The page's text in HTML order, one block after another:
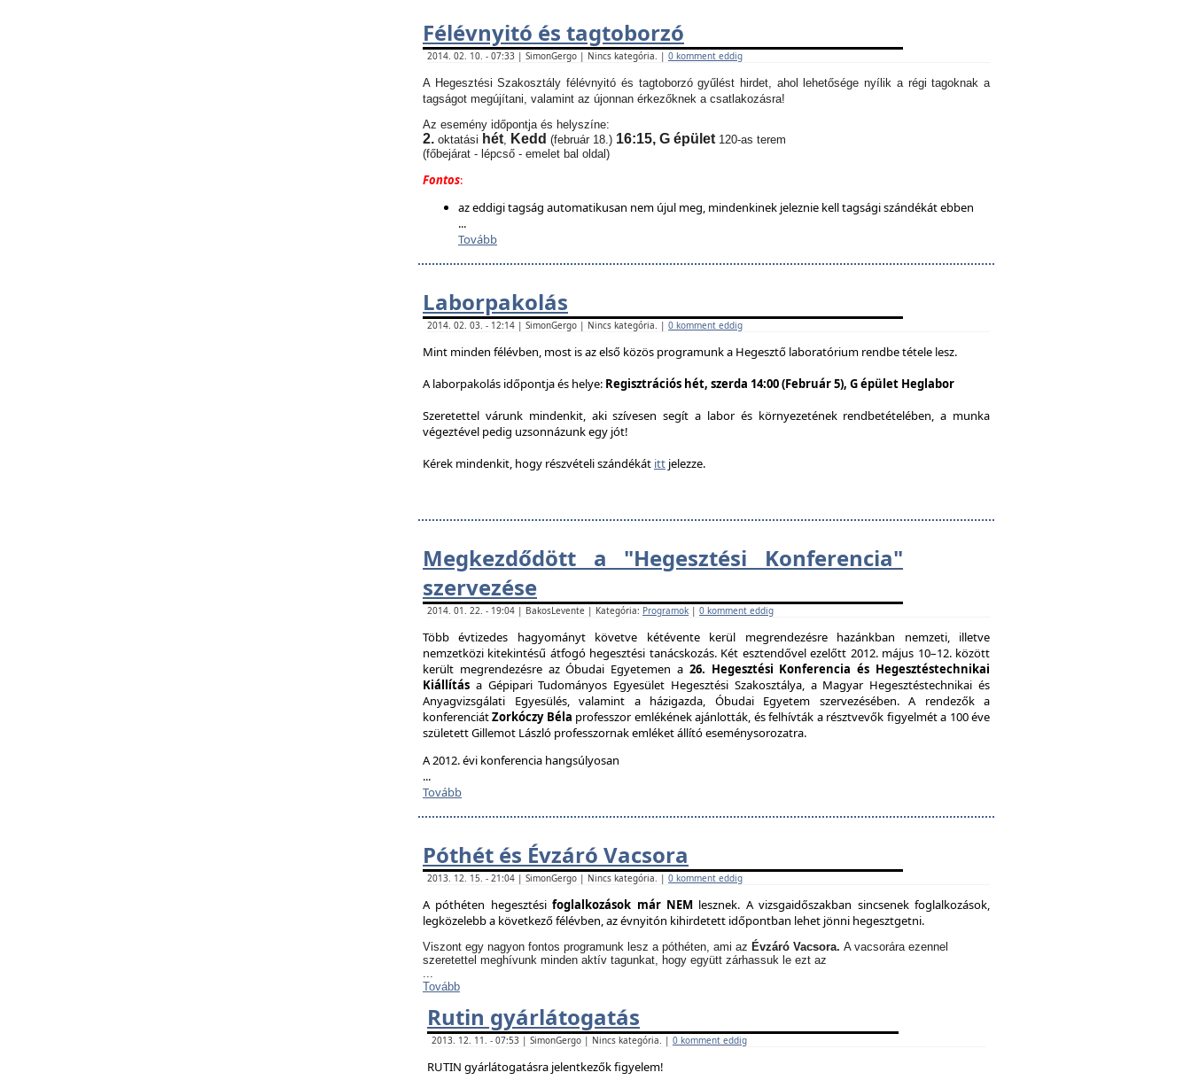
Félévnyitó és tagtoborzó
2014. 02. 10. - 07:33 | SimonGergo | Nincs kategória. | 0 komment eddig
A Hegesztési Szakosztály félévnyitó és tagtoborzó gyűlést hirdet, ahol lehetősége nyílik a régi tagoknak a
tagságot megújítani, valamint az újonnan érkezőknek a csatlakozásra!
Az esemény időpontja és helyszíne:
2. oktatási hét, Kedd (február 18.) 16:15, G épület120-as terem
(főbejárat - lépcső - emelet bal oldal)
Fontos:
az eddigi tagság automatikusan nem újul meg, mindenkinek jeleznie kell tagsági szándékát ebben
...
Tovább
Laborpakolás
2014. 02. 03. - 12:14 | SimonGergo | Nincs kategória. | 0 komment eddig
Mint minden félévben, most is az első közös programunk a Hegesztő laboratórium rendbe tétele lesz.
A laborpakolás időpontja és helye: Regisztrációs hét, szerda 14:00 (Február 5), G épület Heglabor
Szeretettel várunk mindenkit, aki szívesen segít a labor és környezetének rendbetételében, a munka
végeztével pedig uzsonnázunk egy jót!
Kérek mindenkit, hogy részvételi szándékát itt jelezze.
Megkezdődött a "Hegesztési Konferencia"
szervezése
2014. 01. 22. - 19:04 | BakosLevente | Kategória: Programok | 0 komment eddig
Több évtizedes hagyományt követve kétévente kerül megrendezésre hazánkban nemzeti, illetve
nemzetközi kitekintésű átfogó hegesztési tanácskozás. Két esztendővel ezelőtt 2012. május 10–12. között
került megrendezésre az Óbudai Egyetemen a 26. Hegesztési Konferencia és Hegesztéstechnikai
Kiállítás a Gépipari Tudományos Egyesület Hegesztési Szakosztálya, a Magyar Hegesztéstechnikai és
Anyagvizsgálati Egyesülés, valamint a házigazda, Óbudai Egyetem szervezésében. A rendezők a
konferenciátZorkóczy Béla professzor emlékének ajánlották, és felhívták a résztvevők figyelmét a 100 éve
született Gillemot László professzornak emléket állító eseménysorozatra.
A 2012. évi konferencia hangsúlyosan
...
Tovább
Póthét és Évzáró Vacsora
2013. 12. 15. - 21:04 | SimonGergo | Nincs kategória. | 0 komment eddig
A póthéten hegesztésifoglalkozások már NEM lesznek. A vizsgaidőszakban sincsenek foglalkozások,
legközelebb a következő félévben, az évnyitón kihirdetett időpontban lehet jönni hegesztgetni.
Viszont egy nagyon fontos programunk lesz a póthéten, ami az Évzáró Vacsora. A vacsorára ezennel
szeretettel meghívunk minden aktív tagunkat, hogy együtt zárhassuk le ezt az
...
Tovább
Rutin gyárlátogatás
2013. 12. 11. - 07:53 | SimonGergo | Nincs kategória. | 0 komment eddig
RUTIN gyárlátogatásra jelentkezők figyelem!